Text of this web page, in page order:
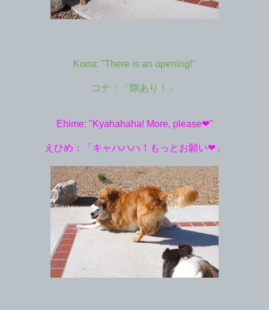
Kona: "There is an opening!"
コナ：「隙あり！」
Ehime: "Kyahahaha! More, please❤︎"
えひめ：「キャハハハ！もっとお願い❤︎」